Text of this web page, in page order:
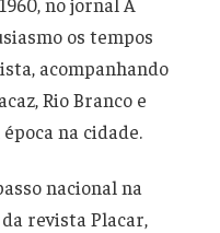
os tempos
acompanhando
Rio Branco e
na cidade.
nacional na
revista Placar,